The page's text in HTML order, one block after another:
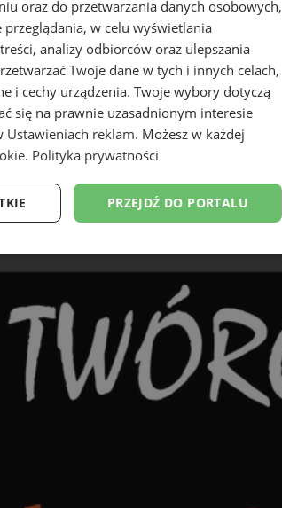
oraz do przetwarzania danych osobowych,
w celu wyświetlania
analizy odbiorców oraz ulepszania
Twoje dane w tych i innych celach,
i cechy urządzenia. Twoje wybory dotyczą
się na prawnie uzasadnionym interesie
Ustawieniach reklam. Możesz w każdej
. Polityka prywatności
PRZEJDŹ DO PORTALU
Funkcjonalność Niesklasyfikowane
Funkcjonalność Niesklasyfikowane
strony internetowej, takich jak logowanie użytkownika i
korzystać ze strony internetowej.